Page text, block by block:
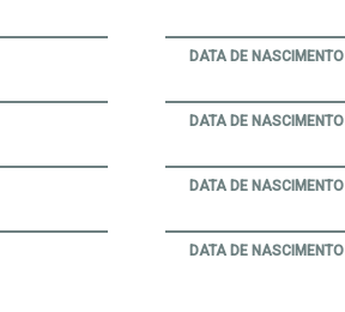
DATA DE NASCIMENTO
DATA DE NASCIMENTO
DATA DE NASCIMENTO
DATA DE NASCIMENTO